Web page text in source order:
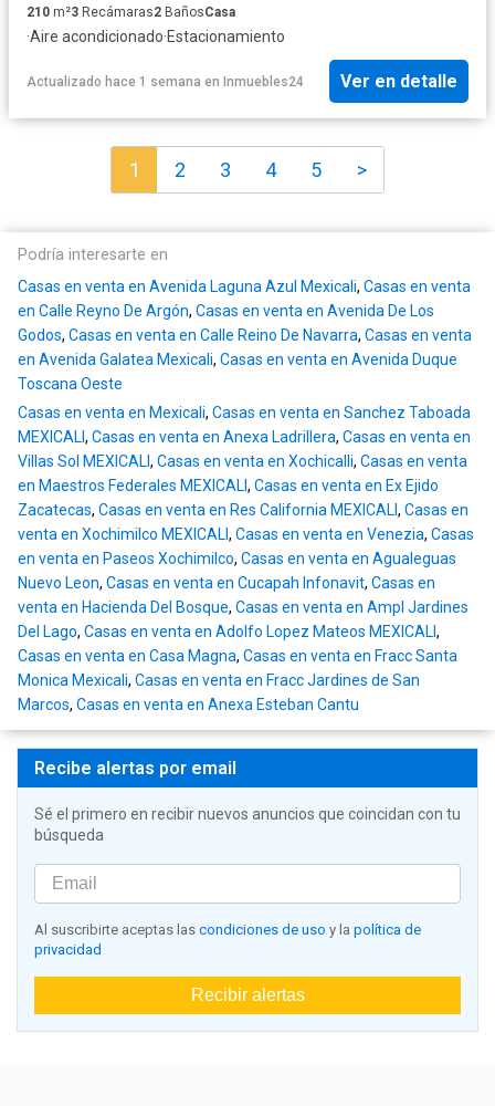
210 m²3 Recámaras2 BañosCasa
·Aire acondicionado·Estacionamiento
Actualizado hace 1 semana en Inmuebles24 Ver en detalle
1 2 3 4 5 >
Podría interesarte en
Casas en venta en Avenida Laguna Azul Mexicali, Casas en venta
en Calle Reyno De Argón, Casas en venta en Avenida De Los
Godos, Casas en venta en Calle Reino De Navarra, Casas en venta
en Avenida Galatea Mexicali, Casas en venta en Avenida Duque
Toscana Oeste
Casas en venta en Mexicali, Casas en venta en Sanchez Taboada
MEXICALI, Casas en venta en Anexa Ladrillera, Casas en venta en
Villas Sol MEXICALI, Casas en venta en Xochicalli, Casas en venta
en Maestros Federales MEXICALI, Casas en venta en Ex Ejido
Zacatecas, Casas en venta en Res California MEXICALI, Casas en
venta en Xochimilco MEXICALI, Casas en venta en Venezia, Casas
en venta en Paseos Xochimilco, Casas en venta en Agualeguas
Nuevo Leon, Casas en venta en Cucapah Infonavit, Casas en
venta en Hacienda Del Bosque, Casas en venta en Ampl Jardines
Del Lago, Casas en venta en Adolfo Lopez Mateos MEXICALI,
Casas en venta en Casa Magna, Casas en venta en Fracc Santa
Monica Mexicali, Casas en venta en Fracc Jardines de San
Marcos, Casas en venta en Anexa Esteban Cantu
Recibe alertas por email
Sé el primero en recibir nuevos anuncios que coincidan con tu
búsqueda
Al suscribirte aceptas las condiciones de uso y la política de
privacidad
Recibir alertas